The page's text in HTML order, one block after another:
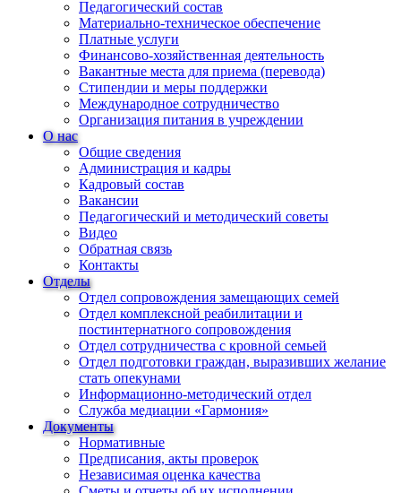
Педагогический состав
Материально-техническое обеспечение
Платные услуги
Финансово-хозяйственная деятельность
Вакантные места для приема (перевода)
Стипендии и меры поддержки
Международное сотрудничество
Организация питания в учреждении
О нас
Общие сведения
Администрация и кадры
Кадровый состав
Вакансии
Педагогический и методический советы
Видео
Обратная связь
Контакты
Отделы
Отдел сопровождения замещающих семей
Отдел комплексной реабилитации и
постинтернатного сопровождения
Отдел сотрудничества с кровной семьей
Отдел подготовки граждан, выразивших желание
стать опекунами
Информационно-методический отдел
Служба медиации «Гармония»
Документы
Нормативные
Предписания, акты проверок
Независимая оценка качества